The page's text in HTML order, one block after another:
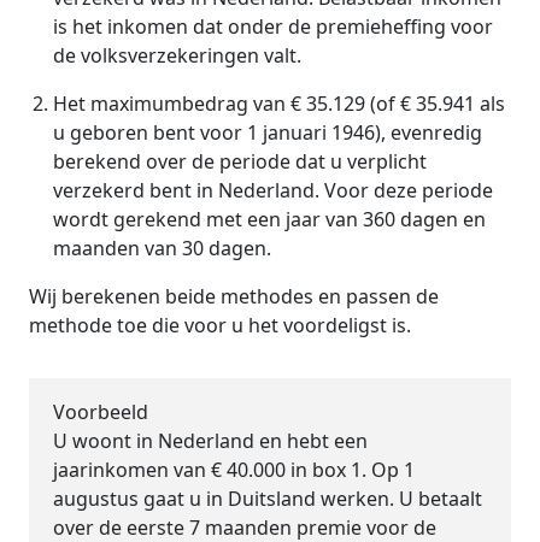
is het inkomen dat onder de premieheffing voor
de volksverzekeringen valt.
Het maximumbedrag van € 35.129 (of € 35.941 als
u geboren bent voor 1 januari 1946), evenredig
berekend over de periode dat u verplicht
verzekerd bent in Nederland. Voor deze periode
wordt gerekend met een jaar van 360 dagen en
maanden van 30 dagen.
Wij berekenen beide methodes en passen de
methode toe die voor u het voordeligst is.
Voorbeeld
U woont in Nederland en hebt een
jaarinkomen van € 40.000 in box 1. Op 1
augustus gaat u in Duitsland werken. U betaalt
over de eerste 7 maanden premie voor de